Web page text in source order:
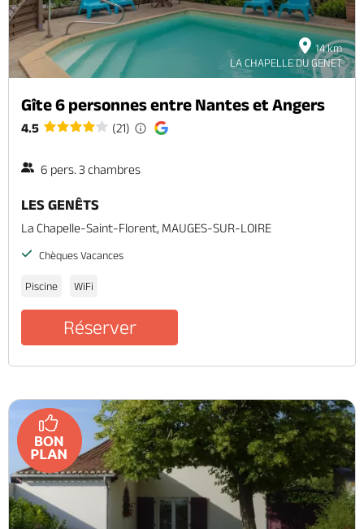
14 km
LA CHAPELLE DU GENET
Gîte 6 personnes entre Nantes et Angers
4.5 (21)
6 pers. 3 chambres
LES GENÊTS
La Chapelle-Saint-Florent, MAUGES-SUR-LOIRE
Chèques Vacances
Piscine WiFi
Réserver